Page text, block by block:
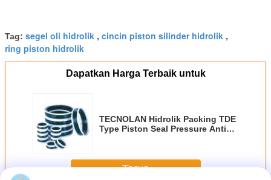
Tag: segel oli hidrolik , cincin piston silinder hidrolik ,
ring piston hidrolik
Dapatkan Harga Terbaik untuk
TECNOLAN Hidrolik Packing TDE
Type Piston Seal Pressure Anti
Terus